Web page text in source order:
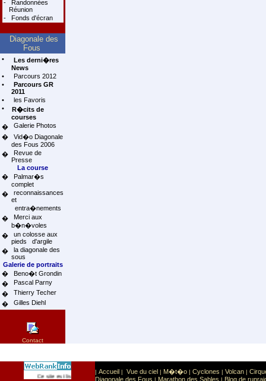
-
Randonnées
Réunion
-
Fonds d'écran
Diagonale des
Fous
•
Les derni�res
News
•
Parcours 2012
•
Parcours GR
2011
•
les Favoris
•
R�cits de
courses
�
Galerie Photos
�
Vid�o Diagonale
des Fous 2006
�
Revue de
Presse
La course
�
Palmar�s
complet
�
reconnaissances
et
entra�nements
�
Merci aux
b�n�voles
�
un colosse aux
pieds d'argile
�
la diagonale des
sous
Galerie de portraits
�
Beno�t Grondin
�
Pascal Parny
�
Thierry Techer
�
Gilles Diehl
Contact
Ce site est list� dans la cat�gorie Sport: Sports extr�mes
| Accueil | Vue du ciel | M�t�o | Cyclones | Volcan |
Diagonale des Fous | Marathon des Sables | Blog de